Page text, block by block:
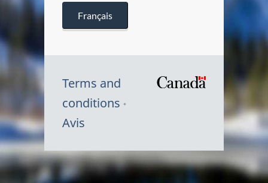
Français
Terms and
conditions
Avis
Symbole
du